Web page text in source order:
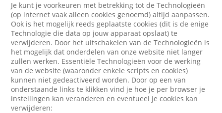
Je kunt je voorkeuren met betrekking tot de Technologieën
(op internet vaak alleen cookies genoemd) altijd aanpassen.
Ook is het mogelijk reeds geplaatste cookies (dit is de enige
Technologie die data op jouw apparaat opslaat) te
verwijderen. Door het uitschakelen van de Technologieën is
het mogelijk dat onderdelen van onze website niet langer
zullen werken. Essentiële Technologieën voor de werking
van de website (waaronder enkele scripts en cookies)
kunnen niet gedeactiveerd worden. Door op een van
onderstaande links te klikken vind je hoe je per browser je
instellingen kan veranderen en eventueel je cookies kan
verwijderen: